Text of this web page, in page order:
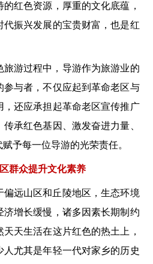
红色资源，厚重的文化底蕴，
代振兴发展的宝贵财富，也是红
旅游过程中，导游作为旅游业的
与者，不仅应起到革命老区与
还应承担起革命老区宣传推广
承红色基因、激发奋进力量、
予每一位导游的光荣责任。
群众提升文化素养
偏远山区和丘陵地区，生态环境
济增长缓慢，诸多因素长期制约
天生活在这片红色的热土上，
尤其是年轻一代对家乡的历史